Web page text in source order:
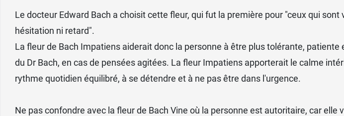
Le docteur Edward Bach a choisit cette fleur, qui fut la première pour "ceux qui
hésitation ni retard".
La fleur de Bach Impatiens aiderait donc la personne à être plus tolérante,
du Dr Bach, en cas de pensées agitées. La fleur Impatiens apporterait le calme
rythme quotidien équilibré, à se détendre et à ne pas être dans l'urgence.
Ne pas confondre avec la fleur de Bach Vine où la personne est autoritaire, car elle